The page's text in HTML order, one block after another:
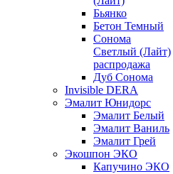
Бьянко
Бетон Темный
Сонома
Светлый (Лайт)
распродажа
Дуб Сонома
Invisible DERA
Эмалит Юнидорс
Эмалит Белый
Эмалит Ваниль
Эмалит Грей
Экошпон ЭКО
Капучино ЭКО